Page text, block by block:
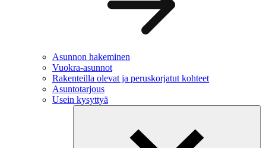
Asunnon hakeminen
Vuokra-asunnot
Rakenteilla olevat ja peruskorjatut kohteet
Asuntotarjous
Usein kysyttyä